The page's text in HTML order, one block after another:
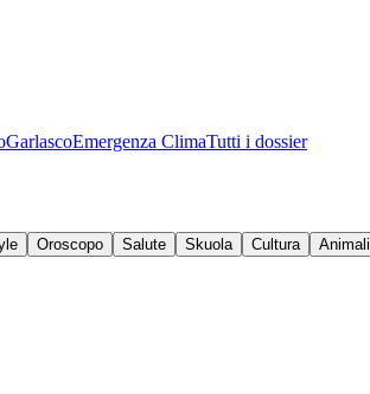
GarlascoEmergenza ClimaTutti i dossier
Oroscopo Salute Skuola Cultura Animali